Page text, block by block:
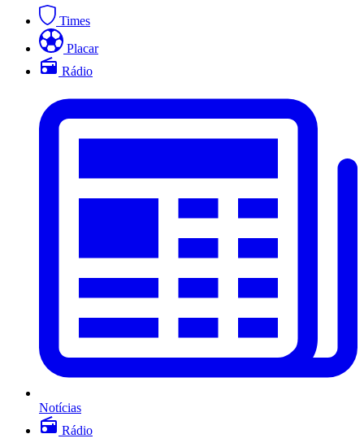
Times
Placar
Rádio
Notícias
Rádio